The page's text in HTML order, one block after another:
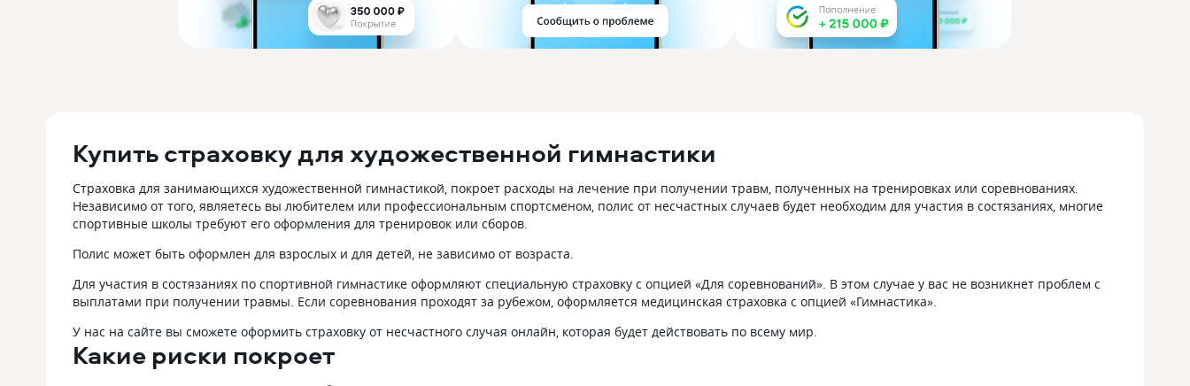
Купить страховку для художественной гимнастики
Страховка для занимающихся художественной гимнастикой, покроет расходы на лечение при получении травм, полученных на тренировках или соревнованиях.
Независимо от того, являетесь вы любителем или профессиональным спортсменом, полис от несчастных случаев будет необходим для участия в состязаниях, многие
спортивные школы требуют его оформления для тренировок или сборов.
Полис может быть оформлен для взрослых и для детей, не зависимо от возраста.
Для участия в состязаниях по спортивной гимнастике оформляют специальную страховку с опцией «Для соревнований». В этом случае у вас не возникнет проблем с
выплатами при получении травмы. Если соревнования проходят за рубежом, оформляется медицинская страховка с опцией «Гимнастика».
У нас на сайте вы сможете оформить страховку от несчастного случая онлайн, которая будет действовать по всему мир.
Какие риски покроет